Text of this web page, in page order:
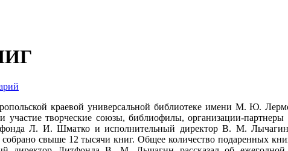
краевой универсальной библиотеке имени М. Ю.
участие творческие союзы, библиофилы, организации-
Л. И. Шматко и исполнительный директор В. М.
свыше 12 тысячи книг. Общее количество подаренных